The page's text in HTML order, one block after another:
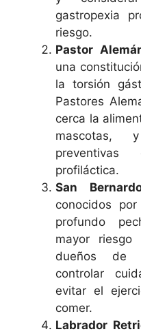
gastropexia
riesgo.
Pastor
una
la torsión
Pastores
cerca la
mascotas,
profiláctica.
San
conocidos
profundo
mayor
dueños de
controlar
evitar el
comer.
Labrador